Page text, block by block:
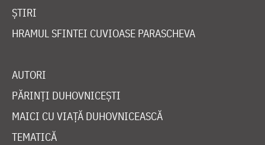
ȘTIRI
HRAMUL SFINTEI CUVIOASE PARASCHEVA
AUTORI
PĂRINȚI DUHOVNICEȘTI
MAICI CU VIAȚĂ DUHOVNICEASCĂ
TEMATICĂ